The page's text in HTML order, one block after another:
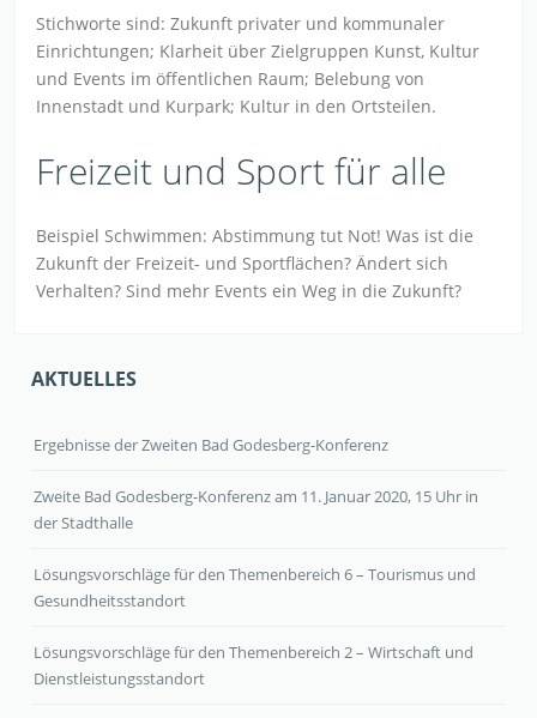
Stichworte sind: Zukunft privater und kommunaler
Einrichtungen; Klarheit über Zielgruppen Kunst, Kultur
und Events im öffentlichen Raum; Belebung von
Innenstadt und Kurpark; Kultur in den Ortsteilen.
Freizeit und Sport für alle
Beispiel Schwimmen: Abstimmung tut Not! Was ist die
Zukunft der Freizeit- und Sportflächen? Ändert sich
Verhalten? Sind mehr Events ein Weg in die Zukunft?
AKTUELLES
Ergebnisse der Zweiten Bad Godesberg-Konferenz
Zweite Bad Godesberg-Konferenz am 11. Januar 2020, 15 Uhr in
der Stadthalle
Lösungsvorschläge für den Themenbereich 6 – Tourismus und
Gesundheitsstandort
Lösungsvorschläge für den Themenbereich 2 – Wirtschaft und
Dienstleistungsstandort